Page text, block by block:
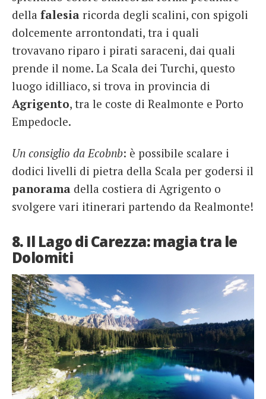
della falesia ricorda degli scalini, con spigoli
dolcemente arrontondati, tra i quali
trovavano riparo i pirati saraceni, dai quali
prende il nome. La Scala dei Turchi, questo
luogo idilliaco, si trova in provincia di
Agrigento, tra le coste di Realmonte e Porto
Empedocle.
Un consiglio da Ecobnb: è possibile scalare i
dodici livelli di pietra della Scala per godersi il
panorama della costiera di Agrigento o
svolgere vari itinerari partendo da Realmonte!
8. Il Lago di Carezza: magia tra le
Dolomiti